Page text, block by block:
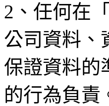
2、任何在
公司資料、
保證資料的
的行為負責